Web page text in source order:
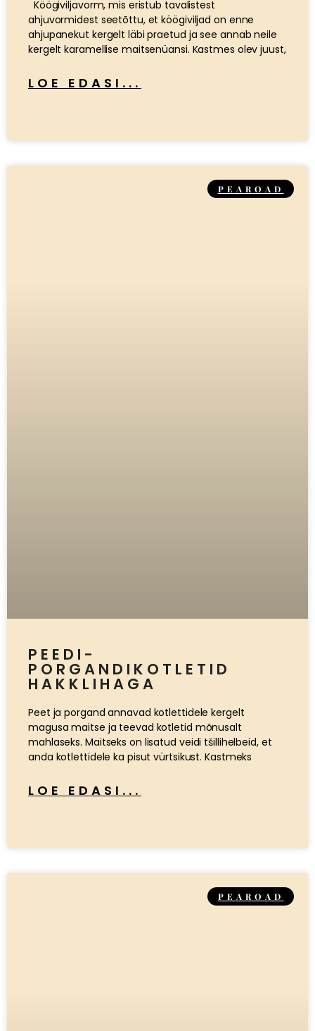
Köögiviljavorm, mis eristub tavalistest
ahjuvormidest seetõttu, et köögiviljad on enne
ahjupanekut kergelt läbi praetud ja see annab neile
kergelt karamellise maitsenüansi. Kastmes olev juust,
LOE EDASI...
PEAROAD
PEEDI-
PORGANDIKOTLETID
HAKKLIHAGA
Peet ja porgand annavad kotlettidele kergelt
magusa maitse ja teevad kotletid mõnusalt
mahlaseks. Maitseks on lisatud veidi tšillihelbeid, et
anda kotlettidele ka pisut vürtsikust. Kastmeks
LOE EDASI...
PEAROAD